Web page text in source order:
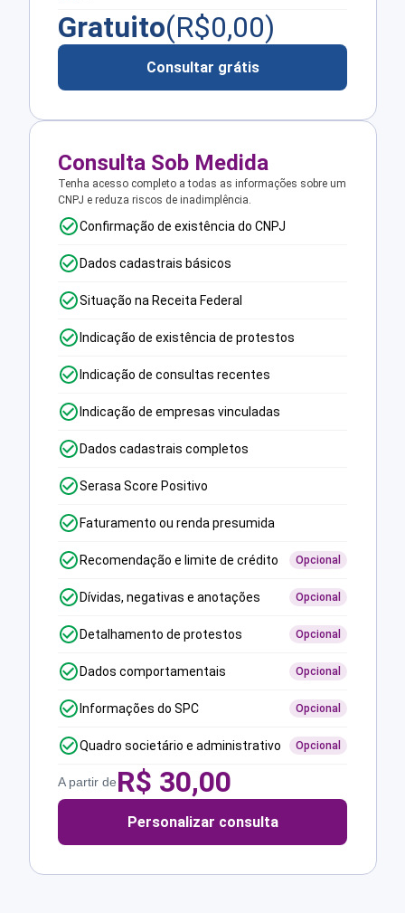
Gratuito(R$0,00)
Consultar grátis
Consulta Sob Medida
Tenha acesso completo a todas as informações sobre um
CNPJ e reduza riscos de inadimplência.
Confirmação de existência do CNPJ
Dados cadastrais básicos
Situação na Receita Federal
Indicação de existência de protestos
Indicação de consultas recentes
Indicação de empresas vinculadas
Dados cadastrais completos
Serasa Score Positivo
Faturamento ou renda presumida
Recomendação e limite de crédito Opcional
Dívidas, negativas e anotações Opcional
Detalhamento de protestos Opcional
Dados comportamentais Opcional
Informações do SPC Opcional
Quadro societário e administrativo Opcional
A partir deR$ 30,00
Personalizar consulta